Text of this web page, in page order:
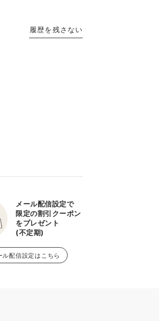
履歴を残さない
メール配信設定で
限定の割引クーポン
をプレゼント
(不定期)
ル配信設定はこちら